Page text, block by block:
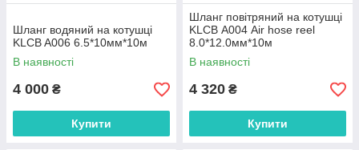
Шланг водяний на котушці
KLCB A006 6.5*10мм*10м
В наявності
4 000 ₴
Купити
Шланг повітряний на котушці
KLCB А004 Air hose reel
8.0*12.0мм*10м
В наявності
4 320 ₴
Купити